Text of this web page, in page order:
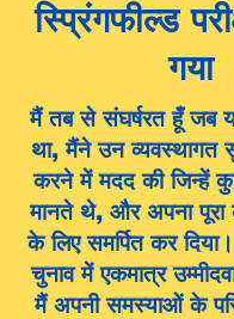
स्प्रिंगफील्ड
गया
मैं तब से संघर्षरत हूँ जब
था, मैंने उन व्यवस्थागत
करने में मदद की जिन्हें
मानते थे, और अपना पूरा
के लिए समर्पित कर
चुनाव में एकमात्र
मैं अपनी समस्याओं के